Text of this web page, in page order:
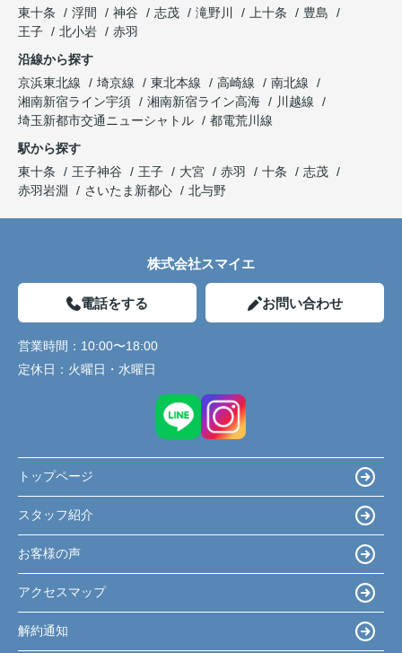
東十条
浮間 神谷 志茂 滝野川 上十条
豊島
王子
北小岩
赤羽
沿線から探す
京浜東北線
埼京線 東北本線 高崎線
南北線
湘南新宿ライン宇須
湘南新宿ライン高海
川越線
埼玉新都市交通ニューシャトル
都電荒川線
駅から探す
東十条
王子神谷 王子 大宮 赤羽 十条
志茂
赤羽岩淵
さいたま新都心 北与野
株式会社スマイエ
電話をする お問い合わせ
営業時間： 10:00〜18:00
定休日： 火曜日・水曜日
トップページ
スタッフ紹介
お客様の声
アクセスマップ
解約通知